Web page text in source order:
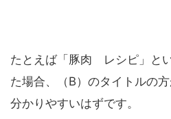
たとえば「豚肉 レシピ」と
た場合、（B）のタイトルの方
分かりやすいはずです。